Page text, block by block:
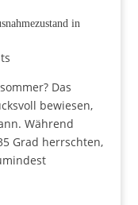
in
Das
bewiesen,
Während
Grad herrschten,